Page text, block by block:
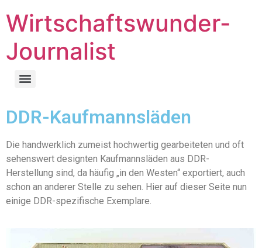
Wirtschaftswunder-
Journalist
DDR-Kaufmannsläden
Die handwerklich zumeist hochwertig gearbeiteten und oft
sehenswert designten Kaufmannsläden aus DDR-
Herstellung sind, da häufig „in den Westen“ exportiert, auch
schon an anderer Stelle zu sehen. Hier auf dieser Seite nun
einige DDR-spezifische Exemplare.